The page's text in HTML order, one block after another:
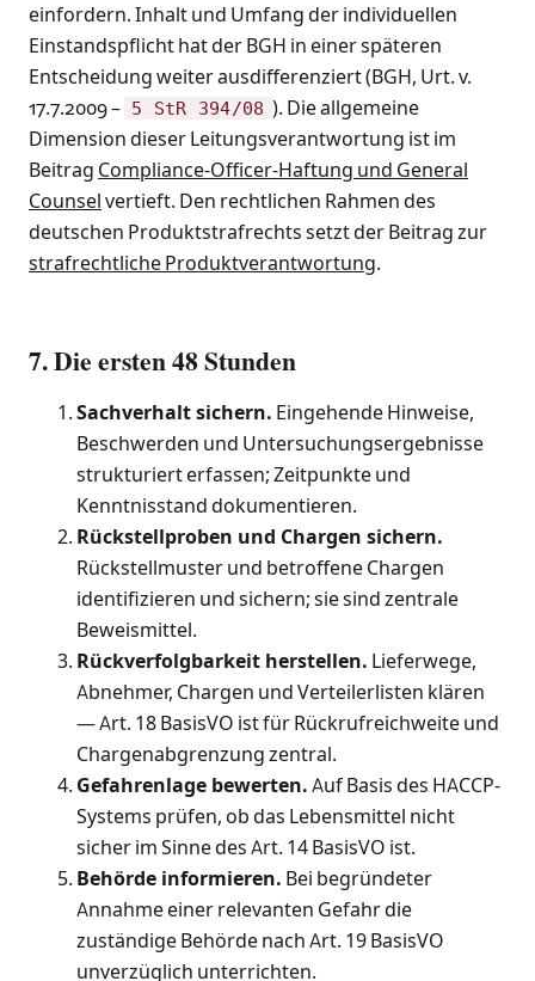
einfordern. Inhalt und Umfang der individuellen
Einstandspflicht hat der BGH in einer späteren
Entscheidung weiter ausdifferenziert (BGH, Urt. v.
17.7.2009 – 5 StR 394/08 ). Die allgemeine
Dimension dieser Leitungsverantwortung ist im
Beitrag Compliance-Officer-Haftung und General
Counselvertieft. Den rechtlichen Rahmen des
deutschen Produktstrafrechts setzt der Beitrag zur
strafrechtliche Produktverantwortung.
7. Die ersten 48 Stunden
Sachverhalt sichern. Eingehende Hinweise,
Beschwerden und Untersuchungsergebnisse
strukturiert erfassen; Zeitpunkte und
Kenntnisstand dokumentieren.
Rückstellproben und Chargen sichern.
Rückstellmuster und betroffene Chargen
identifizieren und sichern; sie sind zentrale
Beweismittel.
Rückverfolgbarkeit herstellen. Lieferwege,
Abnehmer, Chargen und Verteilerlisten klären
— Art. 18 BasisVO ist für Rückrufreichweite und
Chargenabgrenzung zentral.
Gefahrenlage bewerten.Auf Basis des HACCP-
Systems prüfen, ob das Lebensmittel nicht
sicher im Sinne des Art. 14 BasisVO ist.
Behörde informieren. Bei begründeter
Annahme einer relevanten Gefahr die
zuständige Behörde nach Art. 19 BasisVO
unverzüglich unterrichten.